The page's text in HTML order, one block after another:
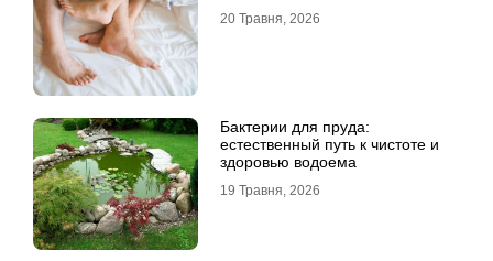
20 Травня, 2026
Бактерии для пруда:
естественный путь к чистоте и
здоровью водоема
19 Травня, 2026